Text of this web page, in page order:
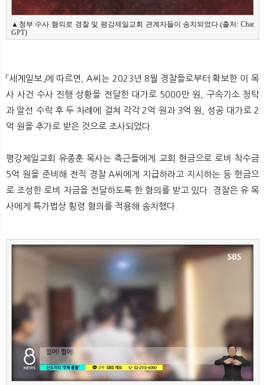
▲청부 수사 혐의로 경찰 및 평강제일교회 관계자들이 송치되었다.(출처: Chat
GPT)
「세계일보」에 따르면, A씨는 2023년 8월 경찰들로부터 확보한 이 목
사 사건 수사 진행 상황을 전달한 대가로 5000만 원, 구속기소 청탁
과 알선 수락 후 두 차례에 걸쳐 각각 2억 원과 3억 원, 성공 대가로 2
억 원을 추가로 받은 것으로 조사되었다.
평강제일교회 유종훈 목사는 측근들에게 교회 현금으로 로비 착수금
5억 원을 준비해 전직 경찰 A씨에게 지급하라고 지시하는 등 헌금으
로 조성한 로비 자금을 전달하도록 한 혐의를 받고 있다. 경찰은 유 목
사에게 특가법상 횡령 혐의를 적용해 송치했다.